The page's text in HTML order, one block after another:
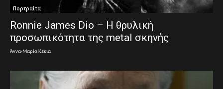
Πορτραίτα
Ronnie James Dio – Η θρυλική
προσωπικότητα της metal σκηνής
Άννα-Μαρία Κέκια